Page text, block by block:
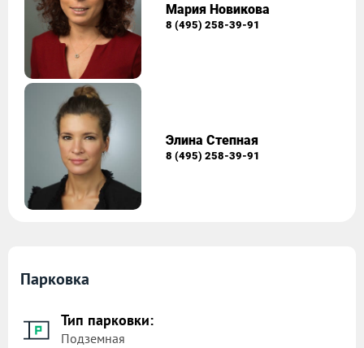
Мария Новикова
8 (495) 258-39-91
Элина Степная
8 (495) 258-39-91
Парковка
Тип парковки:
Подземная